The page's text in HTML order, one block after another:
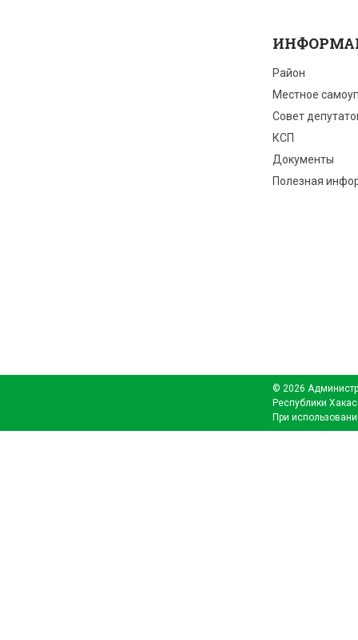
Район
Местное
Совет
КСП
Документы
Полезная
© 2026
Республики
При